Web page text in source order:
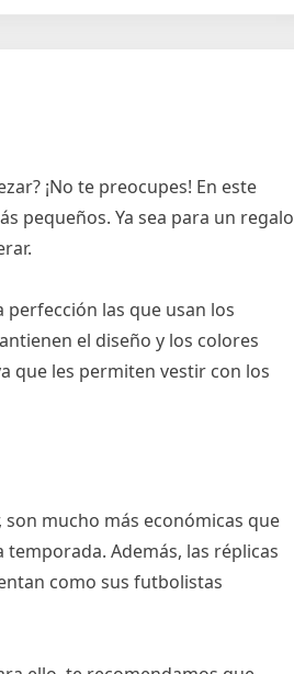
¡No te preocupes! En este
pequeños. Ya sea para un regalo
las que usan los
el diseño y los colores
que les permiten vestir con los
mucho más económicas que
Además, las réplicas
como sus futbolistas